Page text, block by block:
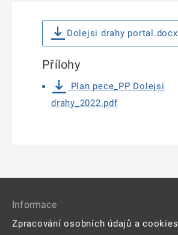
Dolejsi drahy portal.docx
Přílohy
Plan pece_PP Dolejsi
drahy_2022.pdf
Informace
Zpracování osobních údajů a cookies